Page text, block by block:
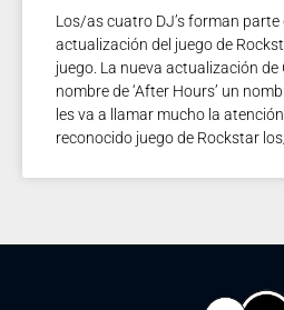
Los/as cuatro DJ’s forman parte
actualización del juego de
juego. La nueva actualización de
nombre de ‘After Hours’ un
les va a llamar mucho la
reconocido juego de Rockstar